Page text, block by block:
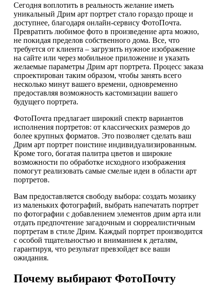
Сегодня воплотить в реальность желание иметь
уникальный Дрим арт портрет стало гораздо проще и
доступнее, благодаря онлайн-сервису ФотоПочта.
Превратить любимое фото в произведение арта можно,
не покидая пределов собственного дома. Все, что
требуется от клиента – загрузить нужное изображение
на сайте или через мобильное приложение и указать
желаемые параметры Дрим арт портрета. Процесс заказа
спроектирован таким образом, чтобы занять всего
несколько минут вашего времени, одновременно
предоставляя возможность кастомизации вашего
будущего портрета.
ФотоПочта предлагает широкий спектр вариантов
исполнения портретов: от классических размеров до
более крупных форматов. Это позволяет сделать ваш
Дрим арт портрет поистине индивидуализированным.
Кроме того, богатая палитра цветов и широкие
возможности по обработке исходного изображения
помогут реализовать самые смелые идеи в области арт
портретов.
Вам предоставляется свободу выбора: создать мозаику
из маленьких фотографий, выбрать напечатать портрет
по фотографии с добавлением элементов дрим арта или
отдать предпочтение загадочным и сюрреалистичным
портретам в стиле Дрим. Каждый портрет производится
с особой тщательностью и вниманием к деталям,
гарантируя, что результат превзойдет все ваши
ожидания.
Почему выбирают ФотоПочту